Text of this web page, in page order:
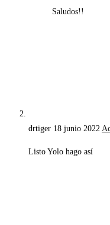
Saludos!!
drtiger 18 junio 2022
Listo Yolo hago así